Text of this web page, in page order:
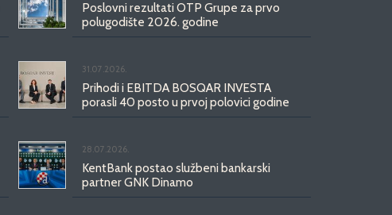
Poslovni rezultati OTP Grupe za prvo
polugodište 2026. godine
31.07.2026.
Prihodi i EBITDA BOSQAR INVESTA
porasli 40 posto u prvoj polovici godine
28.07.2026.
KentBank postao službeni bankarski
partner GNK Dinamo